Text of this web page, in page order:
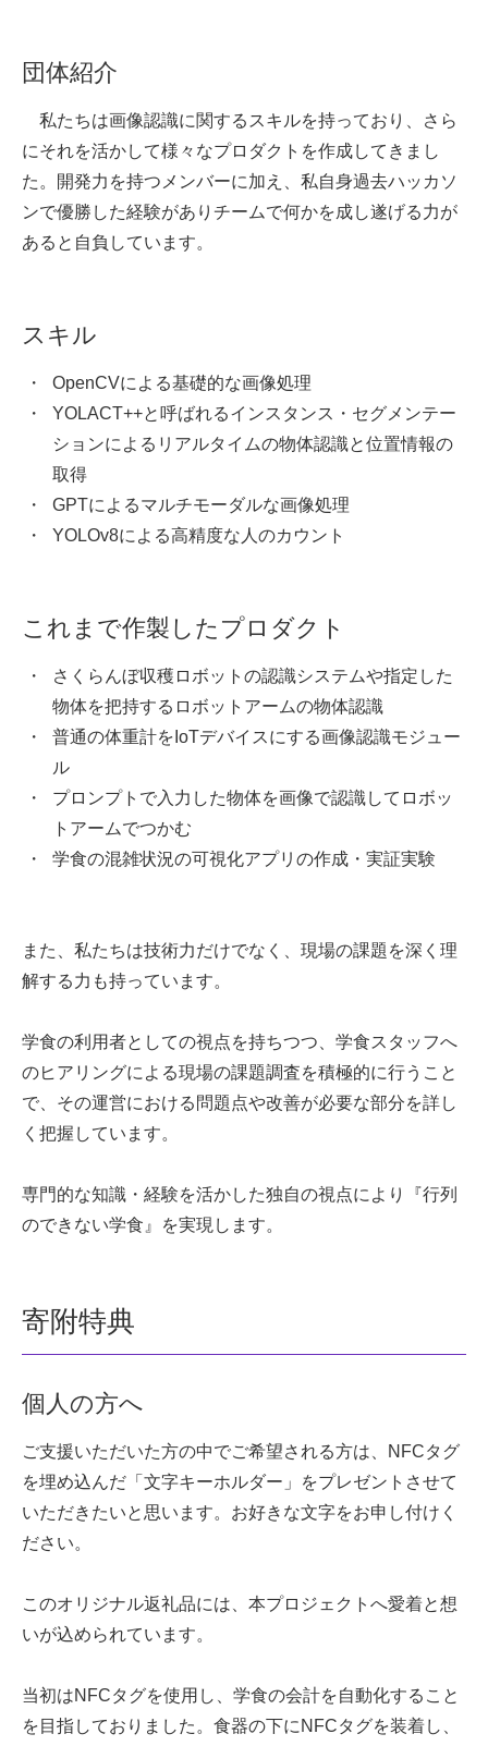
団体紹介
私たちは画像認識に関するスキルを持っており、さら
にそれを活かして様々なプロダクトを作成してきまし
た。開発力を持つメンバーに加え、私自身過去ハッカソ
ンで優勝した経験がありチームで何かを成し遂げる力が
あると自負しています。
スキル
OpenCVによる基礎的な画像処理
YOLACT++と呼ばれるインスタンス・セグメンテー
ションによるリアルタイムの物体認識と位置情報の
取得
GPTによるマルチモーダルな画像処理
YOLOv8による高精度な人のカウント
これまで作製したプロダクト
さくらんぼ収穫ロボットの認識システムや指定した
物体を把持するロボットアームの物体認識
普通の体重計をIoTデバイスにする画像認識モジュー
ル
プロンプトで入力した物体を画像で認識してロボッ
トアームでつかむ
学食の混雑状況の可視化アプリの作成・実証実験
また、私たちは技術力だけでなく、現場の課題を深く理
解する力も持っています。
学食の利用者としての視点を持ちつつ、学食スタッフへ
のヒアリングによる現場の課題調査を積極的に行うこと
で、その運営における問題点や改善が必要な部分を詳し
く把握しています。
専門的な知識・経験を活かした独自の視点により『行列
のできない学食』を実現します。
寄附特典
個人の方へ
ご支援いただいた方の中でご希望される方は、NFCタグ
を埋め込んだ「文字キーホルダー」をプレゼントさせて
いただきたいと思います。お好きな文字をお申し付けく
ださい。
このオリジナル返礼品には、本プロジェクトへ愛着と想
いが込められています。
当初はNFCタグを使用し、学食の会計を自動化すること
を目指しておりました。食器の下にNFCタグを装着し、